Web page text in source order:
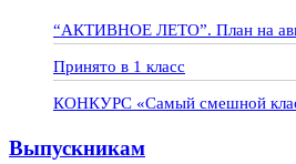
“АКТИВНОЕ ЛЕТО”. План на
Принято в 1 класс
КОНКУРС «Самый смешной
Выпускникам